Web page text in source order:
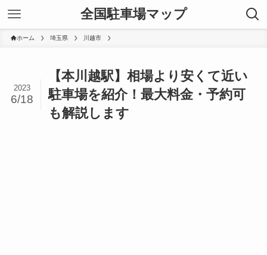
全国駐車場マップ
ホーム 埼玉県 川越市
【本川越駅】相場より安くて近い
駐車場を紹介！最大料金・予約可
も解説します
2023
6/18